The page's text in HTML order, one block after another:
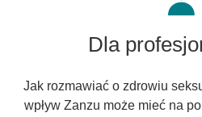
Dla
Jak rozmawiać o zdrowiu
wpływ Zanzu może mieć na